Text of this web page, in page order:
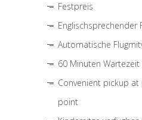
Festpreis
Englischsprechender
Automatische
60 Minuten
Convenient pickup
point